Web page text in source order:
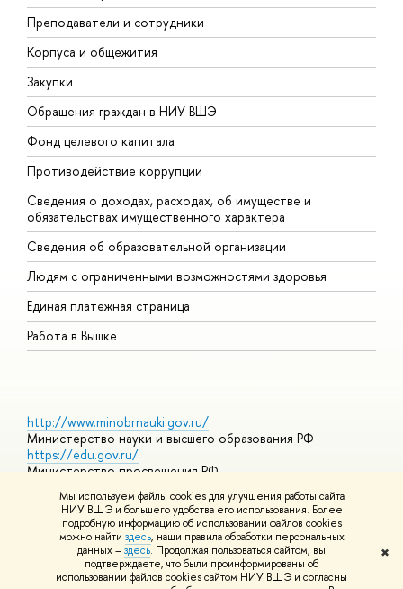
Мы используем файлы cookies для улучшения работы сайта
НИУ ВШЭ и большего удобства его использования. Более
подробную информацию об использовании файлов cookies
можно найти здесь, наши правила обработки персональных
данных –здесь. Продолжая пользоваться сайтом, вы
подтверждаете, что были проинформированы об
использовании файлов cookies сайтом НИУ ВШЭ и согласны
✖
Преподаватели и сотрудники
Корпуса и общежития
Закупки
Обращения граждан в НИУ ВШЭ
Фонд целевого капитала
Противодействие коррупции
Сведения о доходах, расходах, об имуществе и
обязательствах имущественного характера
Сведения об образовательной организации
Людям с ограниченными возможностями здоровья
Единая платежная страница
Работа в Вышке
http://www.minobrnauki.gov.ru/
Министерство науки и высшего образования РФ
https://edu.gov.ru/
Министерство просвещения РФ
https://elearning.hse.ru/mooc
Массовые открытые онлайн-курсы
© НИУ ВШЭ 1993–2026 Адреса и контактыУсловия
использования материалов Политика конфиденциальности